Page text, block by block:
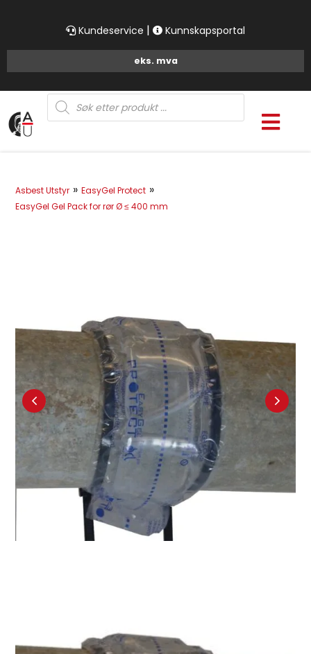
Kundeservice | Kunnskapsportal
Products
search
Asbest Utstyr » EasyGel Protect »
EasyGel Gel Pack for rør Ø ≤ 400 mm